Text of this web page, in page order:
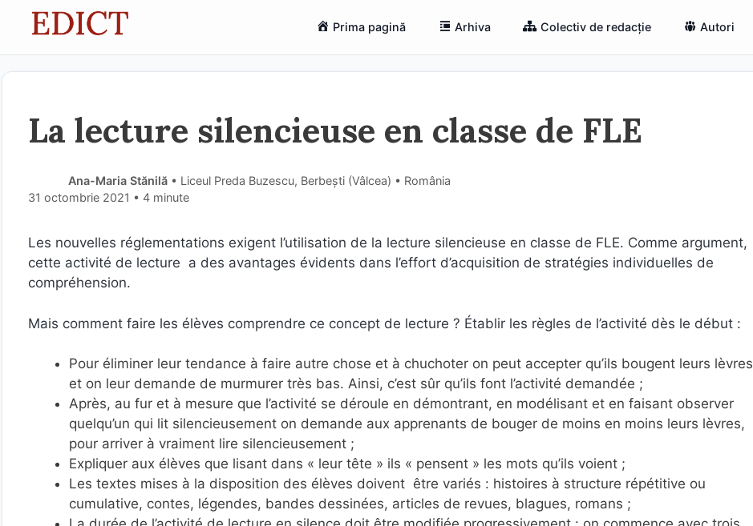
Prima pagină Arhiva Colectiv de redacție Autori
La lecture silencieuse en classe de FLE
Ana-Maria Stănilă • Liceul Preda Buzescu, Berbești (Vâlcea) • România
31 octombrie 2021 • 4 minute
Les nouvelles réglementations exigent l’utilisation de la lecture silencieuse en classe de FLE. Comme argument,
cette activité de lecture a des avantages évidents dans l’effort d’acquisition de stratégies individuelles de
compréhension.
Mais comment faire les élèves comprendre ce concept de lecture ? Établir les règles de l’activité dès le début :
Pour éliminer leur tendance à faire autre chose et à chuchoter on peut accepter qu’ils bougent leurs lèvres
et on leur demande de murmurer très bas. Ainsi, c’est sûr qu’ils font l’activité demandée ;
Après, au fur et à mesure que l’activité se déroule en démontrant, en modélisant et en faisant observer
quelqu’un qui lit silencieusement on demande aux apprenants de bouger de moins en moins leurs lèvres,
pour arriver à vraiment lire silencieusement ;
Expliquer aux élèves que lisant dans « leur tête » ils « pensent » les mots qu’ils voient ;
Les textes mises à la disposition des élèves doivent être variés : histoires à structure répétitive ou
cumulative, contes, légendes, bandes dessinées, articles de revues, blagues, romans ;